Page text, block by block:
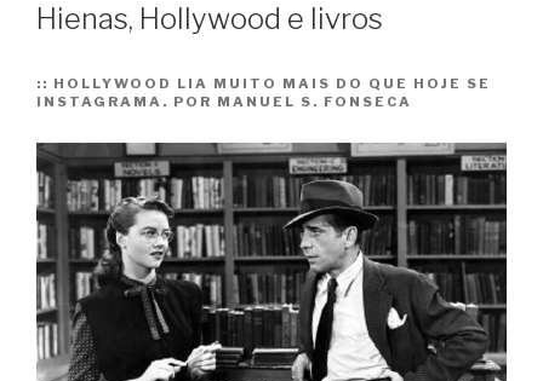
Hienas, Hollywood e livros
:: HOLLYWOOD LIA MUITO MAIS DO QUE HOJE SE
INSTAGRAMA. POR MANUEL S. FONSECA